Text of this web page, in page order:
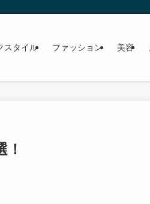
スタイル ファッション 美容